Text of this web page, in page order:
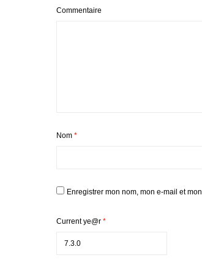
Commentaire
Nom *
Enregistrer mon nom, mon e-mail et
Current ye@r *